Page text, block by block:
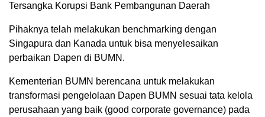
Tersangka Korupsi Bank Pembangunan Daerah
Pihaknya telah melakukan benchmarking dengan
Singapura dan Kanada untuk bisa menyelesaikan
perbaikan Dapen di BUMN.
Kementerian BUMN berencana untuk melakukan
transformasi pengelolaan Dapen BUMN sesuai tata kelola
perusahaan yang baik (good corporate governance) pada